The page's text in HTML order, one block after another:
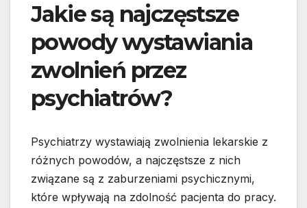
Jakie są najczęstsze
powody wystawiania
zwolnień przez
psychiatrów?
Psychiatrzy wystawiają zwolnienia lekarskie z
różnych powodów, a najczęstsze z nich
związane są z zaburzeniami psychicznymi,
które wpływają na zdolność pacjenta do pracy.